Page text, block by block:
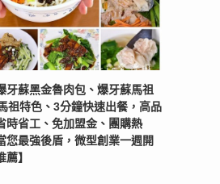
牙蘇黑金魯肉包、爆牙蘇馬祖
祖特色、3分鐘快速出餐，高品
時省工、免加盟金、團購熱
您最強後盾，微型創業一週開
】